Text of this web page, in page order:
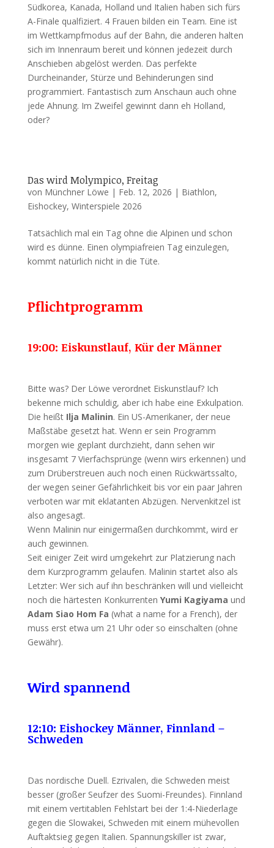
Südkorea, Kanada, Holland und Italien haben sich fürs
A-Finale qualfiziert. 4 Frauen bilden ein Team. Eine ist
im Wettkampfmodus auf der Bahn, die anderen halten
sich im Innenraum bereit und können jedezeit durch
Anschieben abgelöst werden. Das perfekte
Durcheinander, Stürze und Behinderungen sind
programmiert. Fantastisch zum Anschaun auch ohne
jede Ahnung. Im Zweifel gewinnt dann eh Holland,
oder?
Das wird Molympico, Freitag
von Münchner Löwe | Feb. 12, 2026 | Biathlon,
Eishockey, Winterspiele 2026
Tatsächlich mal ein Tag ohne die Alpinen und schon
wird es dünne. Einen olympiafreien Tag einzulegen,
kommt natürlich nicht in die Tüte.
Pflichtprogramm
19:00: Eiskunstlauf, Kür der Männer
Bitte was? Der Löwe verordnet Eiskunstlauf? Ich
bekenne mich schuldig, aber ich habe eine Exkulpation.
Die heißt Ilja Malinin. Ein US-Amerikaner, der neue
Maßstäbe gesetzt hat. Wenn er sein Programm
morgen wie geplant durchzieht, dann sehen wir
insgesamt 7 Vierfachsprünge (wenn wirs erkennen) und
zum Drüberstreuen auch noch einen Rückwärtssalto,
der wegen seiner Gefährlichkeit bis vor ein paar Jahren
verboten war mit eklatanten Abzügen. Nervenkitzel ist
also angesagt.
Wenn Malinin nur einigermaßen durchkommt, wird er
auch gewinnen.
Seit einiger Zeit wird umgekehrt zur Platzierung nach
dem Kurzprogramm gelaufen. Malinin startet also als
Letzter: Wer sich auf ihn beschränken will und vielleicht
noch die härtesten Konkurrenten Yumi Kagiyama und
Adam Siao Hom Fa (what a name for a French), der
muss erst etwa um 21 Uhr oder so einschalten (ohne
Gewähr).
Wird spannend
12:10: Eishockey Männer, Finnland –
Schweden
Das nordische Duell. Ezrivalen, die Schweden meist
besser (großer Seufzer des Suomi-Freundes). Finnland
mit einem vertitablen Fehlstart bei der 1:4-Niederlage
gegen die Slowakei, Schweden mit einem mühevollen
Auftaktsieg gegen Italien. Spannungskiller ist zwar,